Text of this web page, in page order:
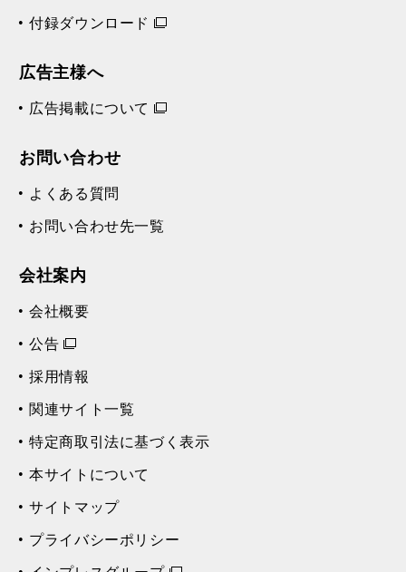
付録ダウンロード
広告主様へ
広告掲載について
お問い合わせ
よくある質問
お問い合わせ先一覧
会社案内
会社概要
公告
採用情報
関連サイト一覧
特定商取引法に基づく表示
本サイトについて
サイトマップ
プライバシーポリシー